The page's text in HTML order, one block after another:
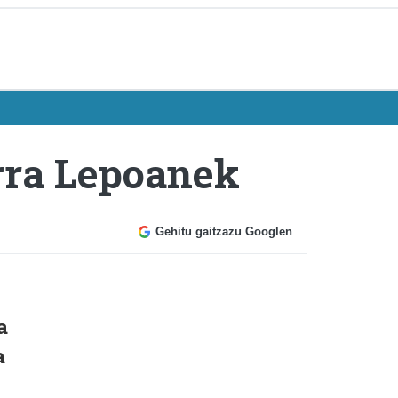
Lepoanek
Gehitu gaitzazu Googlen